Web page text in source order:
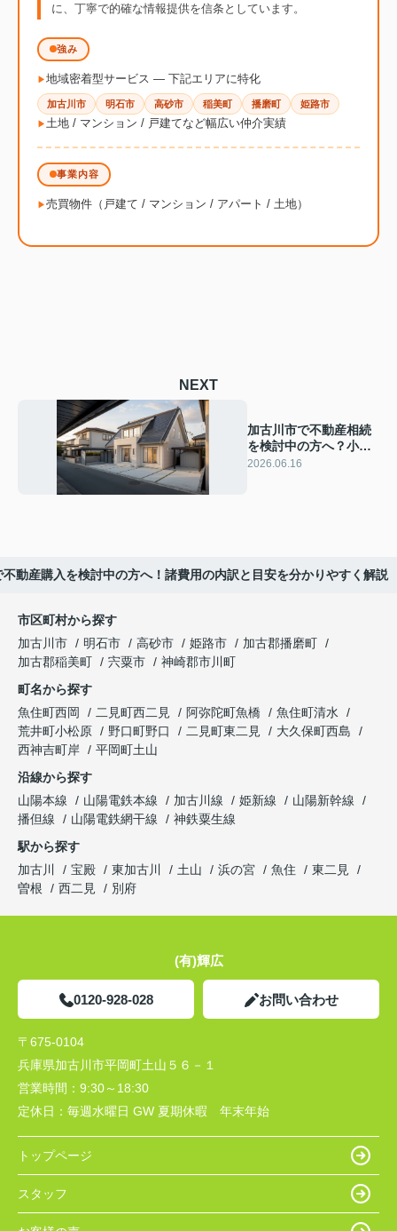
に、丁寧で的確な情報提供を信条としています。
強み
地域密着型サービス ― 下記エリアに特化
加古川市 明石市 高砂市 稲美町 播磨町 姫路市
土地 / マンション / 戸建てなど幅広い仲介実績
事業内容
売買物件（戸建て / マンション / アパート / 土地）
NEXT
加古川市で不動産相続
を検討中の方へ？小規
模宅地の特例で実家の
2026.06.16
不動産購入を検討中の方へ！諸費用の内訳と目安を分かりやすく解説
市区町村から探す
加古川市
明石市 高砂市 姫路市
加古郡播磨町
加古郡稲美町
宍粟市
神崎郡市川町
町名から探す
魚住町西岡
二見町西二見 阿弥陀町魚橋
魚住町清水
荒井町小松原
野口町野口 二見町東二見
大久保町西島
西神吉町岸
平岡町土山
沿線から探す
山陽本線
山陽電鉄本線 加古川線 姫新線
山陽新幹線
播但線
山陽電鉄網干線
神鉄粟生線
駅から探す
加古川
宝殿 東加古川 土山 浜の宮 魚住
東二見
曽根
西二見 別府
(有)輝広
0120-928-028 お問い合わせ
〒675-0104
兵庫県加古川市平岡町土山５６－１
営業時間： 9:30～18:30
定休日： 毎週水曜日 GW 夏期休暇 年末年始
トップページ
スタッフ